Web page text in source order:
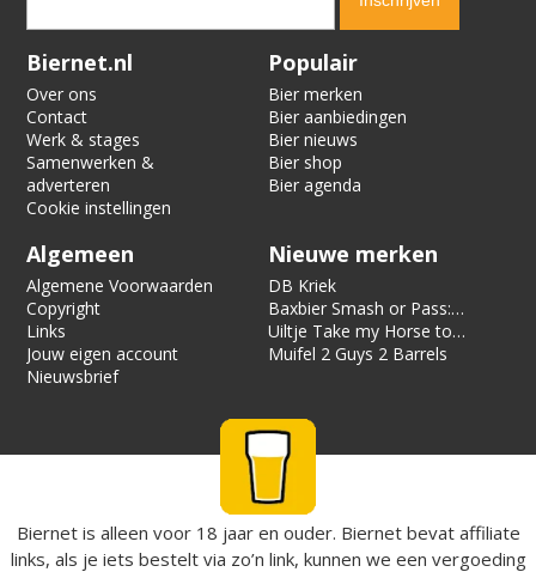
Verification code:
Biernet.nl
Over ons
Contact
Werk & stages
Samenwerken &
adverteren
Cookie instellingen
Populair
Bier merken
Bier aanbiedingen
Bier nieuws
Bier shop
Bier agenda
Algemeen
Algemene Voorwaarden
Copyright
Links
Jouw eigen account
Nieuwsbrief
Nieuwe merken
DB Kriek
Baxbier Smash or Pass:
Strata
Uiltje Take my Horse to
the Hotel Room
Muifel 2 Guys 2 Barrels
Biernet is alleen voor 18 jaar en ouder. Biernet bevat affiliate
links, als je iets bestelt via zo’n link, kunnen we een vergoeding